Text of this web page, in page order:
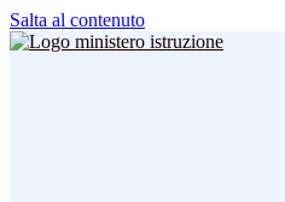
Salta al contenuto